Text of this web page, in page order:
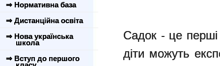
⇒ Нормативна база
⇒ Дистанційна освіта
⇒ Нова українська
школа
⇒ Вступ до першого
Садок - це перші
діти можуть